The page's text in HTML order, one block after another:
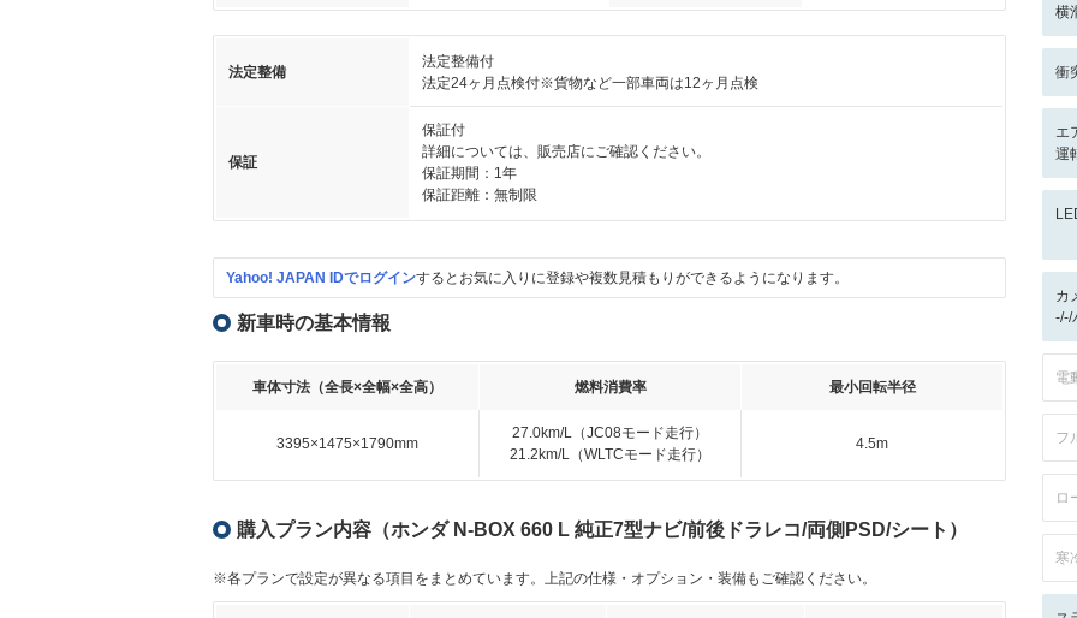
法定整備
法定整備付
法定24ヶ月点検付※貨物など一部車両は12ヶ月点検
保証
保証付
詳細については、販売店にご確認ください。
保証期間：1年
保証距離：無制限
Yahoo! JAPAN IDでログインするとお気に入りに登録や複数見積もりができるようになります。
新車時の基本情報
車体寸法（全長×全幅×全高） 燃料消費率 最小回転半径
3395×1475×1790mm
27.0km/L（JC08モード走行）
21.2km/L（WLTCモード走行）
4.5m
購入プラン内容（ホンダ N-BOX 660 L 純正7型ナビ/前後ドラレコ/両側PSD/シート）
※各プランで設定が異なる項目をまとめています。上記の仕様・オプション・装備もご確認ください。
横
衝
エ
運
カ
-/-/
電
フ
ロ
寒